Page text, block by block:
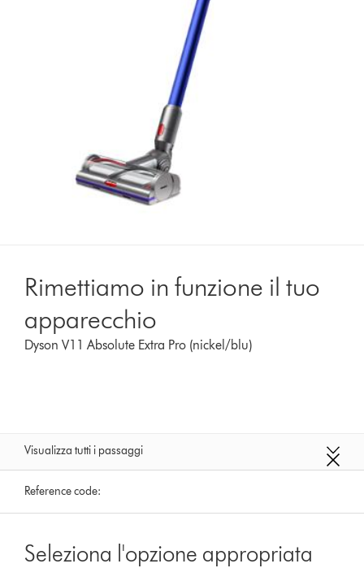
Rimettiamo in funzione il tuo
apparecchio
Dyson V11 Absolute Extra Pro (nickel/blu)
Visualizza tutti i passaggi
Reference code:
Seleziona l'opzione appropriata